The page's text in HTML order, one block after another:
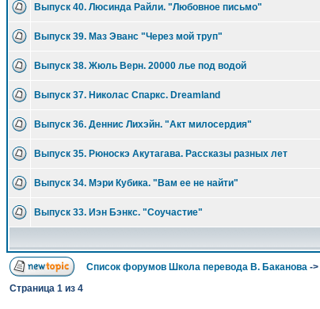
Выпуск 40. Люсинда Райли. "Любовное письмо"
Выпуск 39. Маз Эванс "Через мой труп"
Выпуск 38. Жюль Верн. 20000 лье под водой
Выпуск 37. Николас Спаркс. Dreamland
Выпуск 36. Деннис Лихэйн. "Акт милосердия"
Выпуск 35. Рюноскэ Акутагава. Рассказы разных лет
Выпуск 34. Мэри Кубика. "Вам ее не найти"
Выпуск 33. Иэн Бэнкс. "Соучастие"
Список форумов Школа перевода В. Баканова ->
Страница 1 из 4